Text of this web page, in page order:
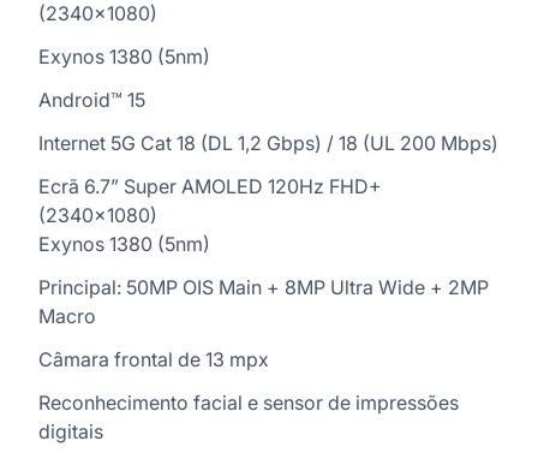
(2340×1080)
Exynos 1380 (5nm)
Android™ 15
Internet 5G Cat 18 (DL 1,2 Gbps) / 18 (UL 200 Mbps)
Ecrã 6.7” Super AMOLED 120Hz FHD+
(2340×1080)
Exynos 1380 (5nm)
Principal: 50MP OIS Main + 8MP Ultra Wide + 2MP
Macro
Câmara frontal de 13 mpx
Reconhecimento facial e sensor de impressões
digitais